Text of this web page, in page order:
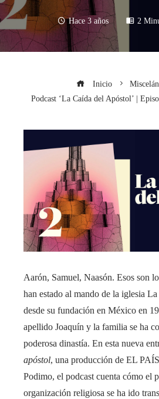
Hace 3 años 2
Inicio
Podcast ‘La Caída del Apóstol’ |
Aarón, Samuel, Naasón. Esos son
han estado al mando de la iglesia
desde su fundación en México en
apellido Joaquín y la familia se ha
poderosa dinastía. En esta nueva
apóstol, una producción de EL
Podimo, el podcast cuenta cómo el
organización religiosa se ha ido